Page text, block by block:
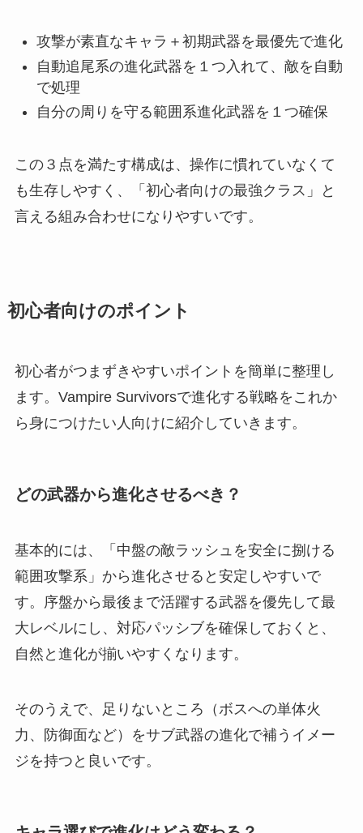
攻撃が素直なキャラ＋初期武器を最優先で進化
自動追尾系の進化武器を１つ入れて、敵を自動
で処理
自分の周りを守る範囲系進化武器を１つ確保
この３点を満たす構成は、操作に慣れていなくて
も生存しやすく、「初心者向けの最強クラス」と
言える組み合わせになりやすいです。
初心者向けのポイント
初心者がつまずきやすいポイントを簡単に整理し
ます。Vampire Survivorsで進化する戦略をこれか
ら身につけたい人向けに紹介していきます。
どの武器から進化させるべき？
基本的には、「中盤の敵ラッシュを安全に捌ける
範囲攻撃系」から進化させると安定しやすいで
す。序盤から最後まで活躍する武器を優先して最
大レベルにし、対応パッシブを確保しておくと、
自然と進化が揃いやすくなります。
そのうえで、足りないところ（ボスへの単体火
力、防御面など）をサブ武器の進化で補うイメー
ジを持つと良いです。